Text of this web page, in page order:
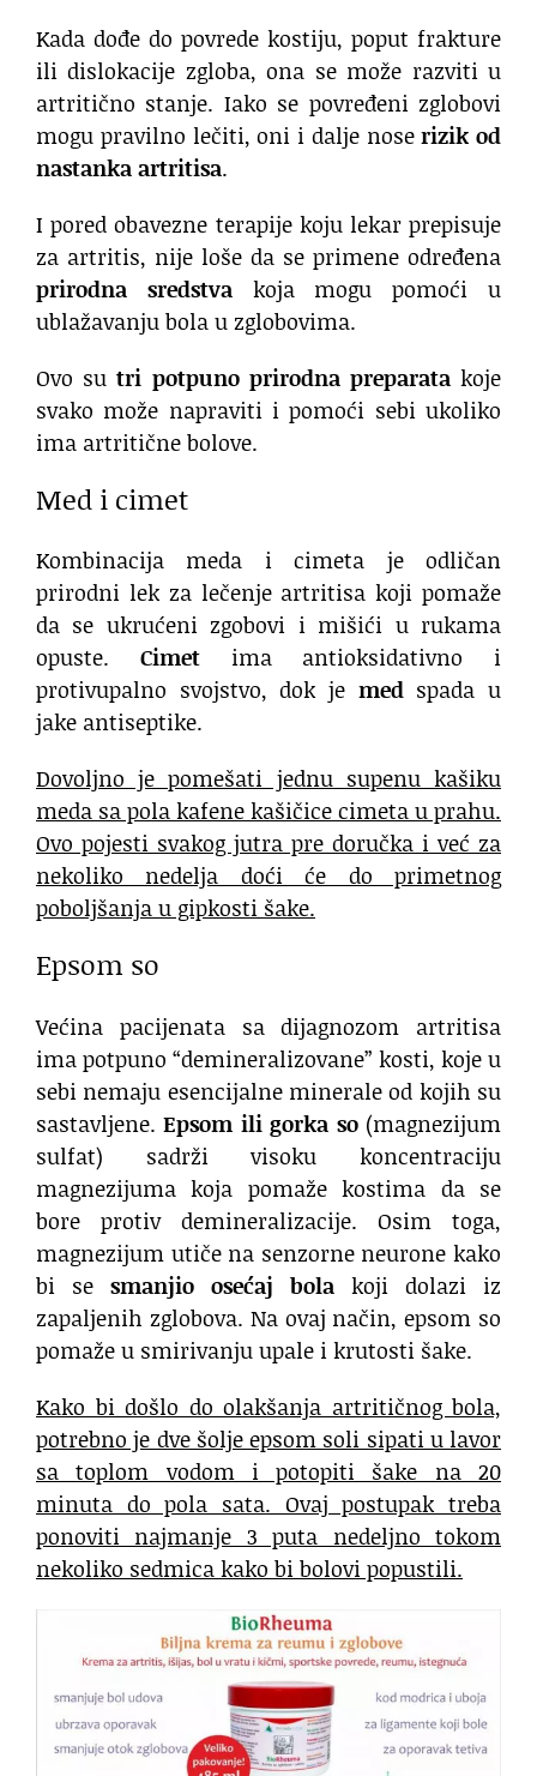
Kada dođe do povrede kostiju, poput frakture
ili dislokacije zgloba, ona se može razviti u
artritično stanje. Iako se povređeni zglobovi
mogu pravilno lečiti, oni i dalje noserizik od
nastanka artritisa.
I pored obavezne terapije koju lekar prepisuje
za artritis, nije loše da se primene određena
prirodna sredstvakoja mogu pomoći u
ublažavanju bola u zglobovima.
Ovo sutri potpuno prirodna preparatakoje
svako može napraviti i pomoći sebi ukoliko
ima artritične bolove.
Med i cimet
Kombinacija meda i cimeta je odličan
prirodni lek za lečenje artritisa koji pomaže
da se ukrućeni zgobovi i mišići u rukama
opuste. Cimetima antioksidativno i
protivupalno svojstvo, dok je medspada u
jake antiseptike.
Dovoljno je pomešati jednu supenu kašiku
meda sa pola kafene kašičice cimeta u prahu.
Ovo pojesti svakog jutra pre doručka i već za
nekoliko nedelja doći će do primetnog
poboljšanja u gipkosti šake.
Epsom so
Većina pacijenata sa dijagnozom artritisa
ima potpuno “demineralizovane” kosti, koje u
sebi nemaju esencijalne minerale od kojih su
sastavljene.Epsom ili gorka so(magnezijum
sulfat) sadrži visoku koncentraciju
magnezijuma koja pomaže kostima da se
bore protiv demineralizacije. Osim toga,
magnezijum utiče na senzorne neurone kako
bi se smanjio osećaj bola koji dolazi iz
zapaljenih zglobova. Na ovaj način, epsom so
pomaže u smirivanju upale i krutosti šake.
Kako bi došlo do olakšanja artritičnog bola,
potrebno je dve šolje epsom soli sipati u lavor
sa toplom vodom i potopiti šake na 20
minuta do pola sata. Ovaj postupak treba
ponoviti najmanje 3 puta nedeljno tokom
nekoliko sedmica kako bi bolovi popustili.